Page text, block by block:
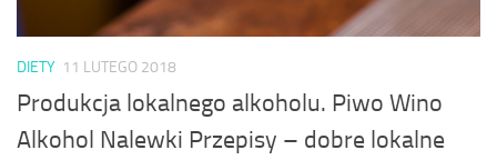
DIETY 11 LUTEGO 2018
Produkcja lokalnego alkoholu. Piwo Wino
Alkohol Nalewki Przepisy – dobre lokalne